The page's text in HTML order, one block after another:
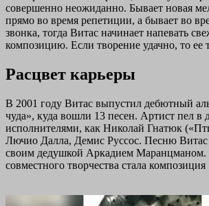
совершенно неожиданно. Бывает новая
прямо во время репетиции, а бывает во
звонка, тогда Витас начинает напевать
композицию. Если творение удачно, то ее
Расцвет карьеры
В 2001 году Витас выпустил дебютный
чуда», куда вошли 13 песен. Артист пел в
исполнителями, как Николай Гнатюк
Лючио Далла, Демис Руссос. Песню
своим дедушкой Аркадием
совместного творчества стала